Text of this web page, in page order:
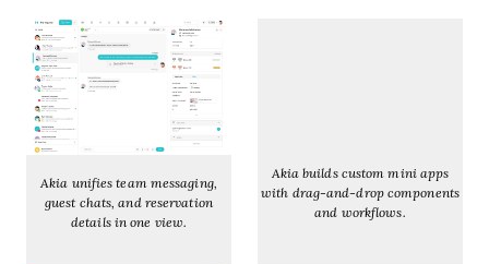
Akia unifies team messaging,
guest chats, and reservation
details in one view.
Akia builds custom mini apps
with drag-and-drop components
and workflows.